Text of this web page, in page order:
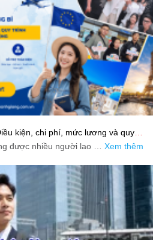
kiện, chi phí, mức lương và quy
được nhiều người lao … Xem thêm